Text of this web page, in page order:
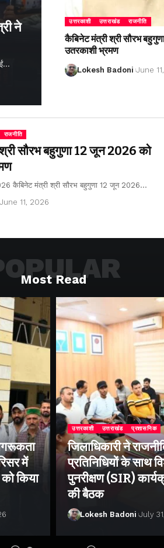
ने
उत्तरकाशी उत्तराखंड राजनीति
कैबिनेट मंत्री श्री सौरभ
उतरकाशी भ्रमण
Lokesh Badoni June
राजनीति
सौरभ बहुगुणा 12 जून 2026 को
कैबिनेट मंत्री श्री सौरभ बहुगुणा 12 जून 2026…
11, 2026
Most Read
में
किया
उत्तरकाशी उत्तराखंड प्रशासनिक
जिलाधिकारी ने
प्रतिनिधियों के साथ
पुनरीक्षण (SIR)
की बैठक
Lokesh Badoni July